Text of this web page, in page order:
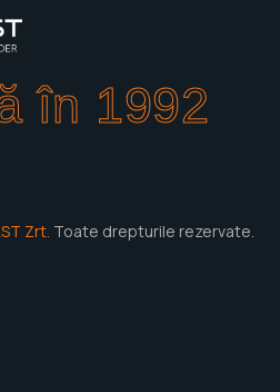
în 1992
Zrt. Toate drepturile rezervate.